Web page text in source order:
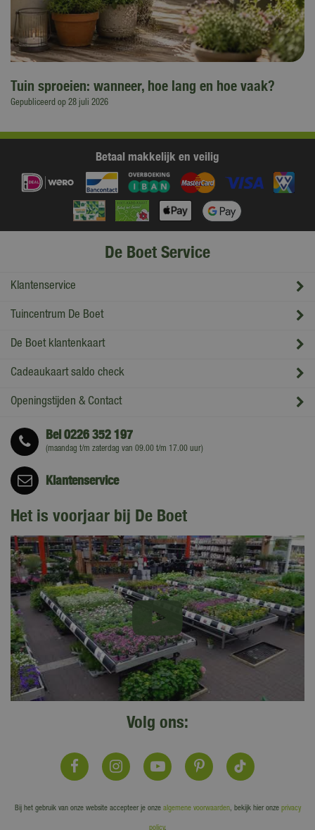
Tuin sproeien: wanneer, hoe lang en hoe vaak?
Gepubliceerd op 28 juli 2026
Betaal makkelijk en veilig
De Boet Service
Klantenservice
Tuincentrum De Boet
De Boet klantenkaart
Cadeaukaart saldo check
Openingstijden & Contact
Bel0226 352 197
(maandag t/m zaterdag van 09.00 t/m 17.00 uur)
Klantenservice
Het is voorjaar bij De Boet
Volg ons:
Bij het gebruik van onze website accepteer je onze algemene voorwaarden, bekijk hier onze privacy
policy.